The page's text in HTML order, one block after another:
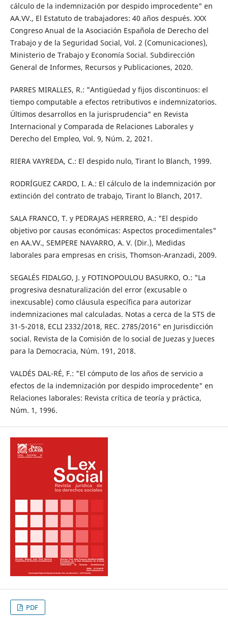
cálculo de la indemnización por despido improcedente" en
AA.VV., El Estatuto de trabajadores: 40 años después. XXX
Congreso Anual de la Asociación Española de Derecho del
Trabajo y de la Seguridad Social, Vol. 2 (Comunicaciones),
Ministerio de Trabajo y Economía Social. Subdirección
General de Informes, Recursos y Publicaciones, 2020.
PARRES MIRALLES, R.: "Antigüedad y fijos discontinuos: el
tiempo computable a efectos retributivos e indemnizatorios.
Últimos desarrollos en la jurisprudencia" en Revista
Internacional y Comparada de Relaciones Laborales y
Derecho del Empleo, Vol. 9, Núm. 2, 2021.
RIERA VAYREDA, C.: El despido nulo, Tirant lo Blanch, 1999.
RODRÍGUEZ CARDO, I. A.: El cálculo de la indemnización por
extinción del contrato de trabajo, Tirant lo Blanch, 2017.
SALA FRANCO, T. y PEDRAJAS HERRERO, A.: "El despido
objetivo por causas económicas: Aspectos procedimentales"
en AA.VV., SEMPERE NAVARRO, A. V. (Dir.), Medidas
laborales para empresas en crisis, Thomson-Aranzadi, 2009.
SEGALÉS FIDALGO, J. y FOTINOPOULOU BASURKO, O.: "La
progresiva desnaturalización del error (excusable o
inexcusable) como cláusula específica para autorizar
indemnizaciones mal calculadas. Notas a cerca de la STS de
31-5-2018, ECLI 2332/2018, REC. 2785/2016" en Jurisdicción
social. Revista de la Comisión de lo social de Juezas y Jueces
para la Democracia, Núm. 191, 2018.
VALDÉS DAL-RÉ, F.: "El cómputo de los años de servicio a
efectos de la indemnización por despido improcedente" en
Relaciones laborales: Revista crítica de teoría y práctica,
Núm. 1, 1996.
PDF